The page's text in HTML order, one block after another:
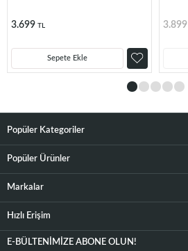
3.699 TL
Sepete Ekle
3.899
Popüler Kategoriler
Popüler Ürünler
Markalar
Hızlı Erişim
E-BÜLTENIMIZE ABONE OLUN!